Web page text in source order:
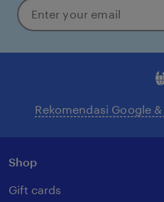
Enter
your
Rekomendasi Google &
Shop
Gift cards